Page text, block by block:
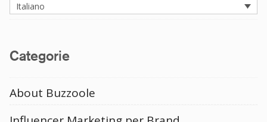
Italiano
Categorie
About Buzzoole